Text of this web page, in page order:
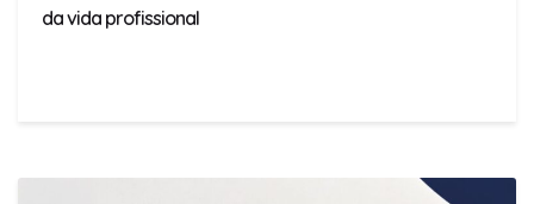
da vida profissional